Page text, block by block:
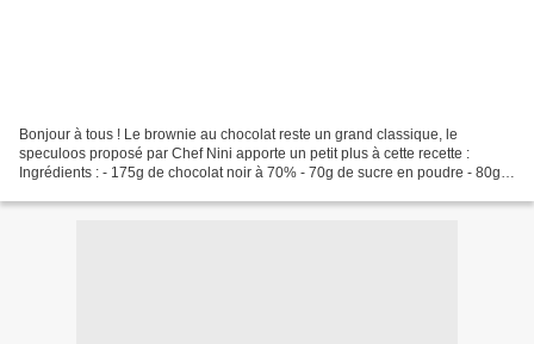
Bonjour à tous ! Le brownie au chocolat reste un grand classique, le
speculoos proposé par Chef Nini apporte un petit plus à cette recette :
Ingrédients : - 175g de chocolat noir à 70% - 70g de sucre en poudre - 80g